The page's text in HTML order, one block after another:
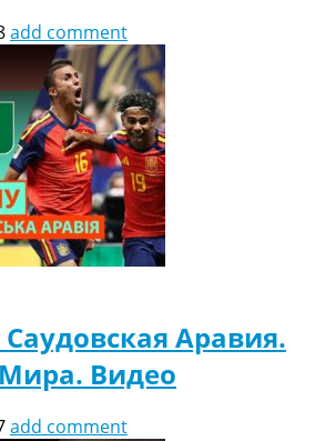
add comment
Аравия.
Видео
add comment